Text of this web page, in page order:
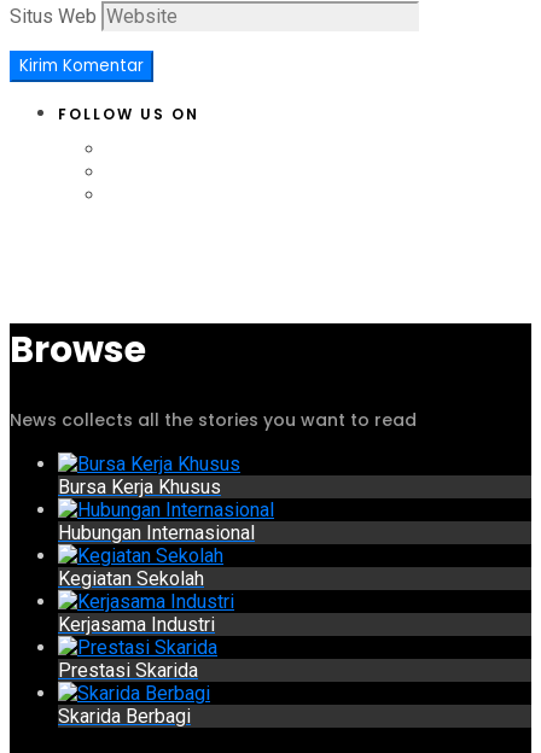
Situs Web
FOLLOW US ON
Browse
News collects all the stories you want to read
Bursa Kerja Khusus
Hubungan Internasional
Kegiatan Sekolah
Kerjasama Industri
Prestasi Skarida
Skarida Berbagi